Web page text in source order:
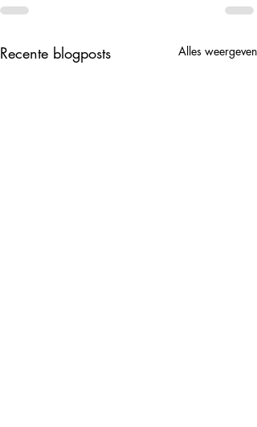
Recente blogposts Alles weergeven